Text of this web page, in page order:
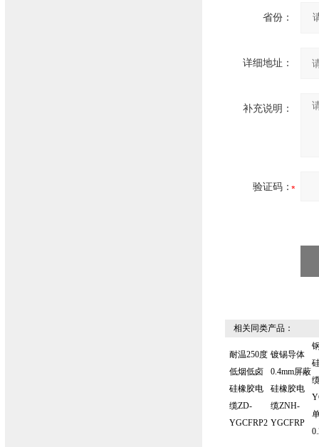
省份：
详细地址：
补充说明：
验证码：
相关同类产品：
耐温250度
低烟低卤
硅橡胶电
缆ZD-
YGCFRP2
镀锡导体
0.4mm屏蔽
硅橡胶电
缆ZNH-
YGCFRP